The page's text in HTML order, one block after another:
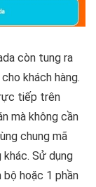
còn tung ra
khách hàng.
tiếp trên
mà không cần
chung mã
Sử dụng
hoặc 1 phần